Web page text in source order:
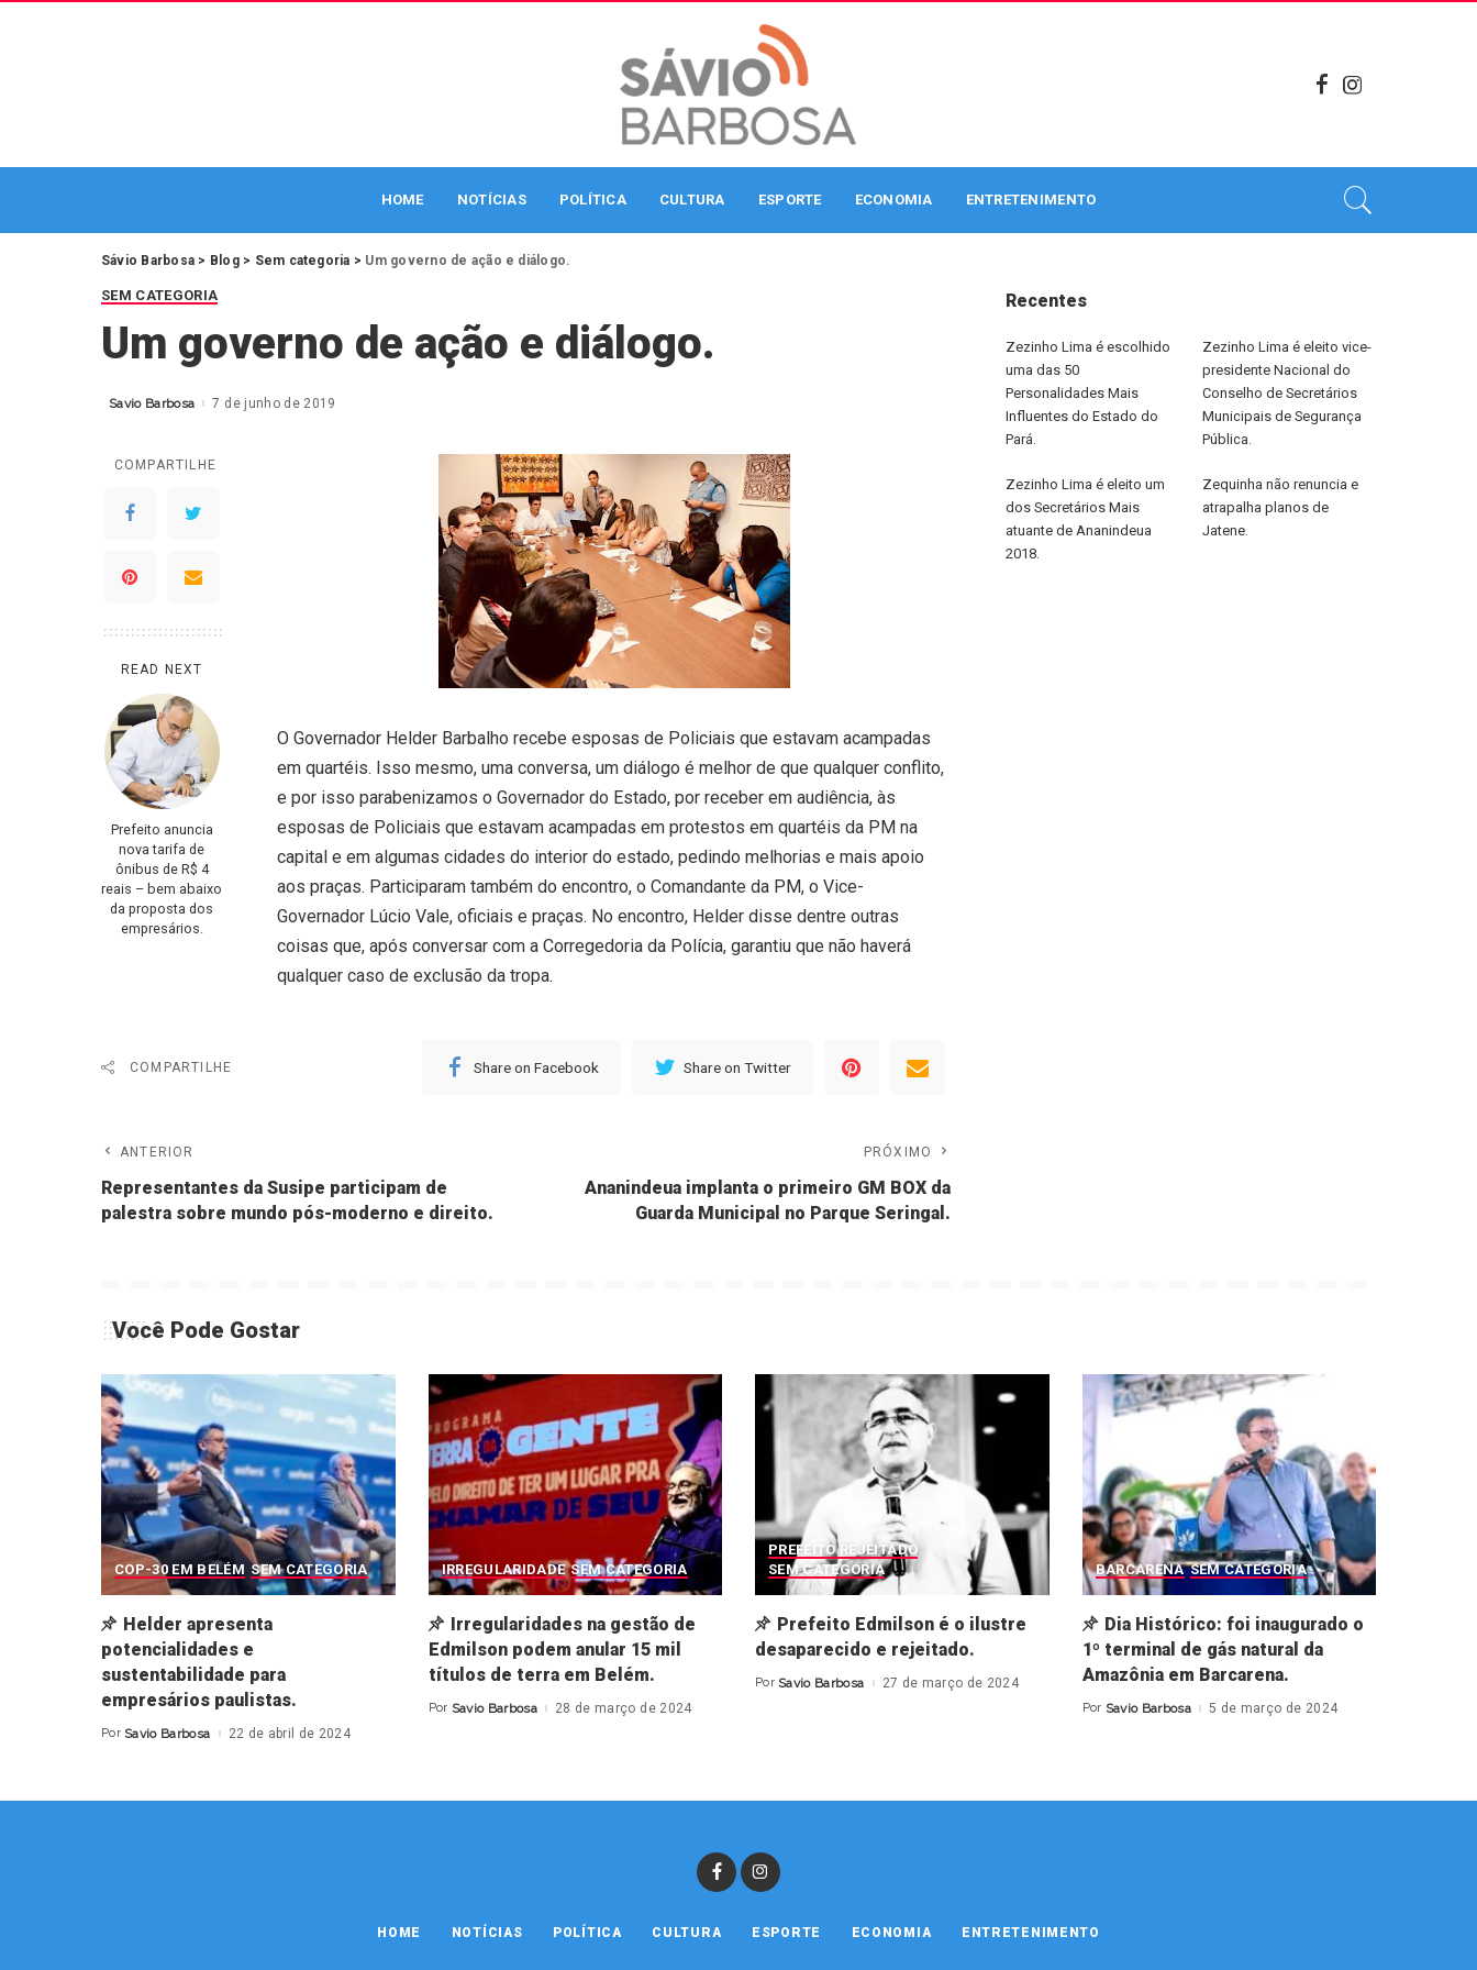
HOME NOTÍCIAS POLÍTICA CULTURA ESPORTE ECONOMIA ENTRETENIMENTO
Sávio Barbosa > Blog> Sem categoria > Um governo de ação e diálogo.
SEM CATEGORIA
Um governo de ação e diálogo.
Posted
Savio Barbosa 7 de junho de 2019
COMPARTILHE
READ NEXT
Prefeito anuncia
nova tarifa de
ônibus de R$ 4
reais – bem abaixo
da proposta dos
empresários.
O Governador Helder Barbalho recebe esposas de Policiais que estavam acampadas
em quartéis. Isso mesmo, uma conversa, um diálogo é melhor de que qualquer conflito,
e por isso parabenizamos o Governador do Estado, por receber em audiência, às
esposas de Policiais que estavam acampadas em protestos em quartéis da PM na
capital e em algumas cidades do interior do estado, pedindo melhorias e mais apoio
aos praças. Participaram também do encontro, o Comandante da PM, o Vice-
Governador Lúcio Vale, oficiais e praças. No encontro, Helder disse dentre outras
coisas que, após conversar com a Corregedoria da Polícia, garantiu que não haverá
qualquer caso de exclusão da tropa.
COMPARTILHE Share on Facebook Share on Twitter
ANTERIOR
Representantes da Susipe participam de
palestra sobre mundo pós-moderno e direito.
PRÓXIMO
Ananindeua implanta o primeiro GM BOX da
Guarda Municipal no Parque Seringal.
Recentes
Zezinho Lima é escolhido
uma das 50
Personalidades Mais
Influentes do Estado do
Pará.
Zezinho Lima é eleito vice-
presidente Nacional do
Conselho de Secretários
Municipais de Segurança
Pública.
Zezinho Lima é eleito um
dos Secretários Mais
atuante de Ananindeua
2018.
Zequinha não renuncia e
atrapalha planos de
Jatene.
Você Pode Gostar
COP-30 EM BELÉM SEM CATEGORIA
Helder apresenta
potencialidades e
sustentabilidade para
empresários paulistas.
Posted
Por Savio Barbosa 22 de abril de 2024
IRREGULARIDADE SEM CATEGORIA
Irregularidades na gestão de
Edmilson podem anular 15 mil
títulos de terra em Belém.
Posted
Por Savio Barbosa 28 de março de 2024
PREFEITO REJEITADO
SEM CATEGORIA
Prefeito Edmilson é o ilustre
desaparecido e rejeitado.
Posted
Por Savio Barbosa 27 de março de 2024
BARCARENA SEM CATEGORIA
Dia Histórico: foi inaugurado o
1º terminal de gás natural da
Amazônia em Barcarena.
Posted
Por Savio Barbosa 5 de março de 2024
HOME NOTÍCIAS POLÍTICA CULTURA ESPORTE ECONOMIA ENTRETENIMENTO